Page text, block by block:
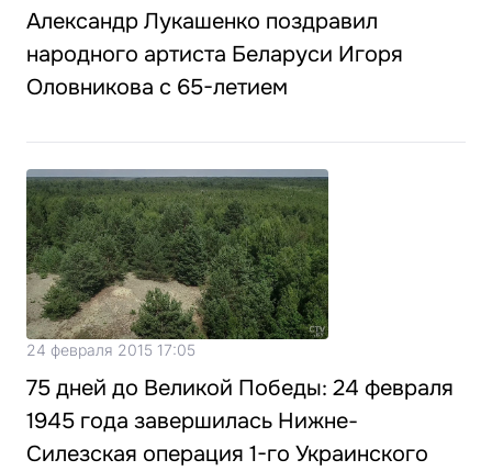
Александр Лукашенко поздравил
народного артиста Беларуси Игоря
Оловникова с 65-летием
24 февраля 2015 17:05
75 дней до Великой Победы: 24 февраля
1945 года завершилась Нижне-
Силезская операция 1-го Украинского